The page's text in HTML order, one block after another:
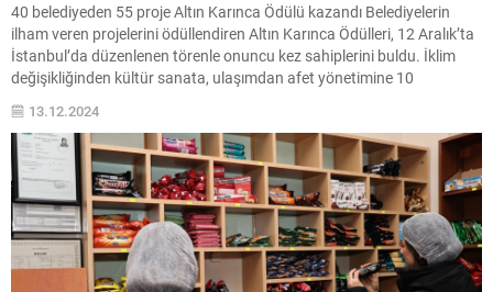
40 belediyeden 55 proje Altın Karınca Ödülü kazandı Belediyelerin
ilham veren projelerini ödüllendiren Altın Karınca Ödülleri, 12 Aralık’ta
İstanbul’da düzenlenen törenle onuncu kez sahiplerini buldu. İklim
değişikliğinden kültür sanata, ulaşımdan afet yönetimine 10
kategoride 40 belediyeden 55 proje ödüle layık görüldü. Marmara
Belediyeler Birliği (MBB) tarafından bu yıl 10....
13.12.2024